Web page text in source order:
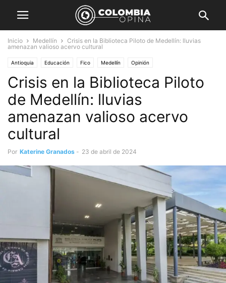
Inicio Medellín
Crisis en la Biblioteca Piloto de Medellín: lluvias
amenazan valioso acervo cultural
Antioquia Educación Fico Medellín Opinión
Crisis en la Biblioteca Piloto
de Medellín: lluvias
amenazan valioso acervo
cultural
Por Katerine Granados - 23 de abril de 2024